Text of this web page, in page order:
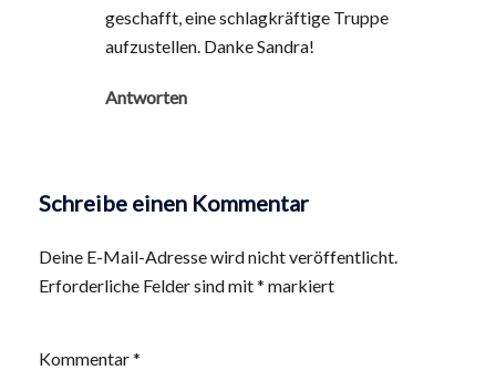
geschafft, eine schlagkräftige Truppe
aufzustellen. Danke Sandra!
Antworten
Schreibe einen Kommentar
Deine E-Mail-Adresse wird nicht veröffentlicht.
Erforderliche Felder sind mit* markiert
Kommentar*